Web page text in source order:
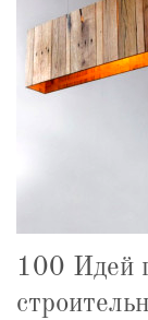
100 Идей